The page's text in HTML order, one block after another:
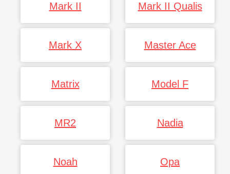
Mark II Mark II Qualis
Mark X Master Ace
Matrix Model F
MR2 Nadia
Noah Opa